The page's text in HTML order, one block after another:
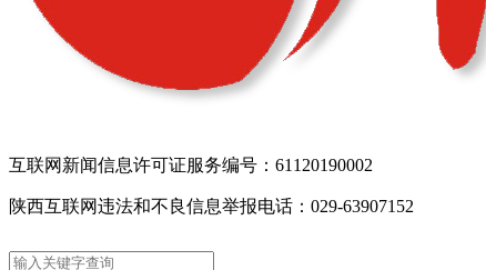
互联网新闻信息许可证服务编号：61120190002
陕西互联网违法和不良信息举报电话：029-63907152